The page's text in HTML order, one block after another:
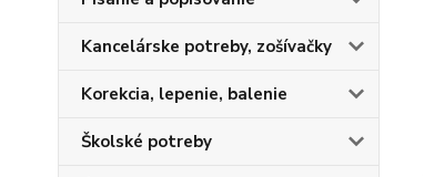
Kancelárske potreby, zošívačky
Korekcia, lepenie, balenie
Školské potreby